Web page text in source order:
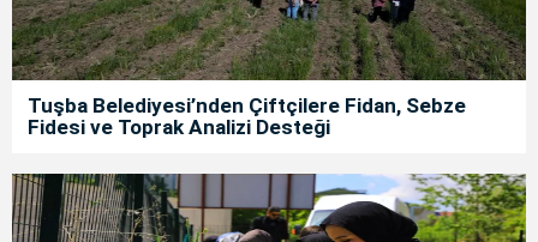
Tuşba Belediyesi’nden Çiftçilere Fidan, Sebze
Fidesi ve Toprak Analizi Desteği